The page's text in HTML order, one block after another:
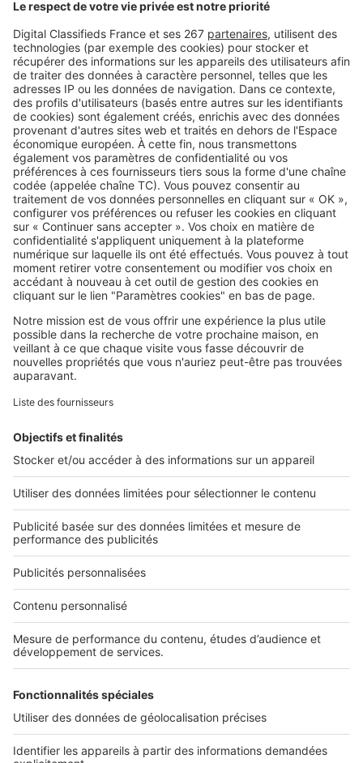
Prix immobilier à Fécamp : prix au
m², loyers et tendances du
marché
Image
France
Notre classement des 19 stations
balnéaires dans le Var, de la moins
chère à la plus chère
SeLoger c'est aussi
Retrouvez-nous sur ...
L'ENTREPRISE
Nous contacter
Nous recrutons
NOS APPLICATIONS
Découvrez nos applications
Tous nos services pro
Accès client